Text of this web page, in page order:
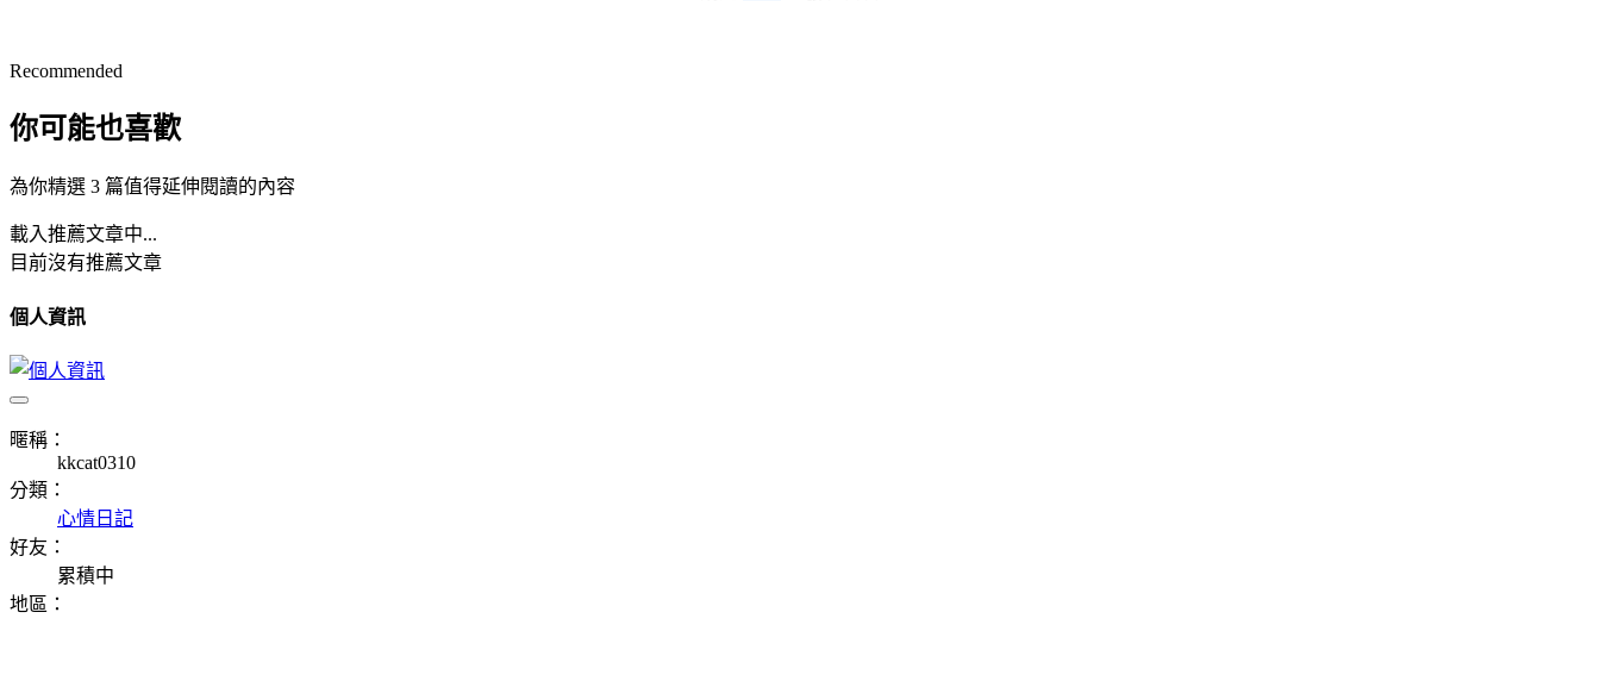
Recommended
你可能也喜歡
為你精選 3 篇值得延伸閱讀的內容
載入推薦文章中...
目前沒有推薦文章
個人資訊
暱稱：
kkcat0310
分類：
心情日記
好友：
累積中
地區：